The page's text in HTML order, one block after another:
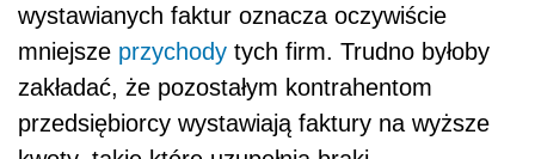
wystawianych faktur oznacza oczywiście
mniejsze przychody tych firm. Trudno byłoby
zakładać, że pozostałym kontrahentom
przedsiębiorcy wystawiają faktury na wyższe